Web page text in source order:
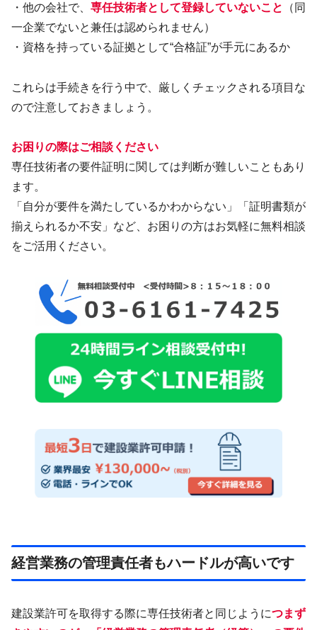
・他の会社で、 専任技術者として登録していないこと
（同
一企業でないと兼任は認められません）
・資格を持っている証拠として“合格証”が手元にあるか
これらは手続きを行う中で、厳しくチェックされる項目な
ので注意しておきましょう。
お困りの際はご相談ください
専任技術者の要件証明に関しては判断が難しいこともあり
ます。
「自分が要件を満たしているかわからない」「証明書類が
揃えられるか不安」など、お困りの方はお気軽に無料相談
をご活用ください。
経営業務の管理責任者もハードルが高いです
建設業許可を取得する際に専任技術者と同じようにつまず